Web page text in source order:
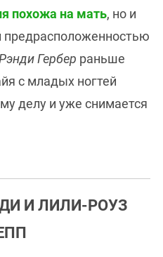
похожа на мать, но и
предрасположенностью
Гербер раньше
с младых ногтей
делу и уже снимается
И ЛИЛИ-РОУЗ